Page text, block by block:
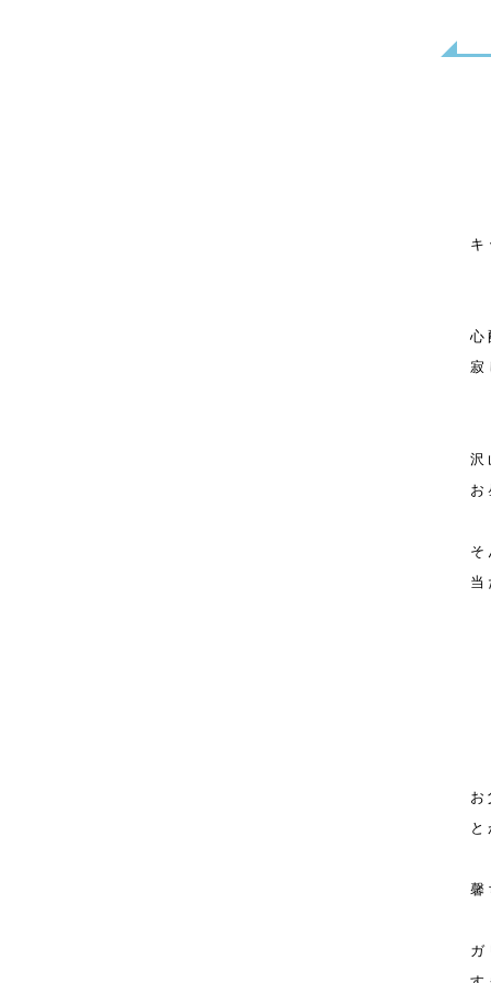
キ
心
寂
沢
お
そ
当
お
と
馨
ガ